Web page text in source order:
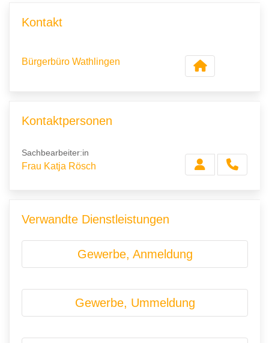
Kontakt
Bürgerbüro Wathlingen
Kontaktpersonen
Sachbearbeiter:in
Frau Katja Rösch
Verwandte Dienstleistungen
Gewerbe, Anmeldung
Gewerbe, Ummeldung